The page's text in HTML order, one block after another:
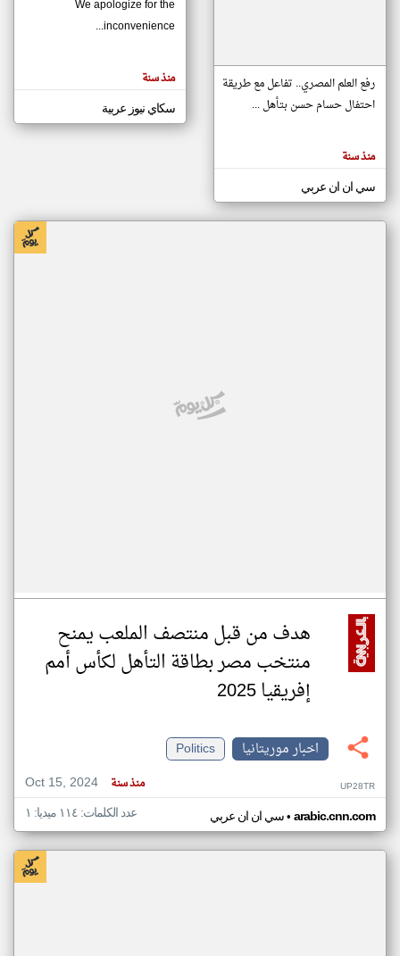
مصادر الأخبار من موريتانيا
اخبار موريتانيا على مدار الساعة
أهم اخبار موريتانيا العاجلة والمباشرة
المقالات
الموجوده
هنا عن
رفع العلم المصري.. تفاعل مع طريقة
احتفال حسام حسن بتأهل ...
منذ سنة
سي ان ان عربي
We apologize for the
inconvenience...
منذ سنة
سكاي نيوز عربية
هدف من قبل منتصف الملعب يمنح
منتخب مصر بطاقة التأهل لكأس أمم
إفريقيا 2025
اخبار موريتانيا
Politics
Oct 15, 2024
منذ سنة UP28TR
سي ان ان عربي• arabic.cnn.com عدد الكلمات: ١١٤ ميديا: ١
klyoum.com